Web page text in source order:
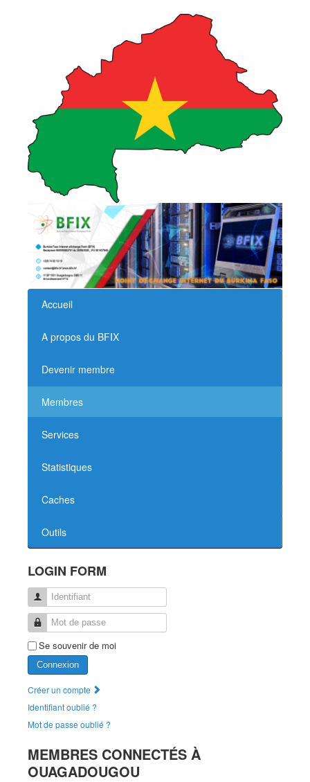
Accueil
A propos du BFIX
Devenir membre
Membres
Services
Statistiques
Caches
Outils
LOGIN FORM
Identifiant
Mot de passe
Se souvenir de moi
Connexion
Créer un compte
Identifiant oublié ?
Mot de passe oublié ?
MEMBRES CONNECTÉS À
OUAGADOUGOU